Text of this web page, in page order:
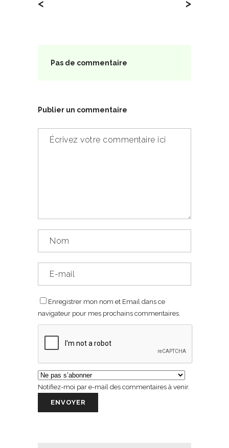
< >
Pas de commentaire
Publier un commentaire
Enregistrer mon nom et Email dans ce
navigateur pour mes prochains commentaires.
Notifiez-moi par e-mail des commentaires à venir.